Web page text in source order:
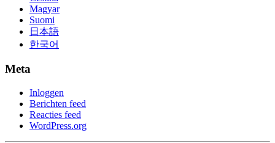
Magyar
Suomi
日本語
한국어
Meta
Inloggen
Berichten feed
Reacties feed
WordPress.org